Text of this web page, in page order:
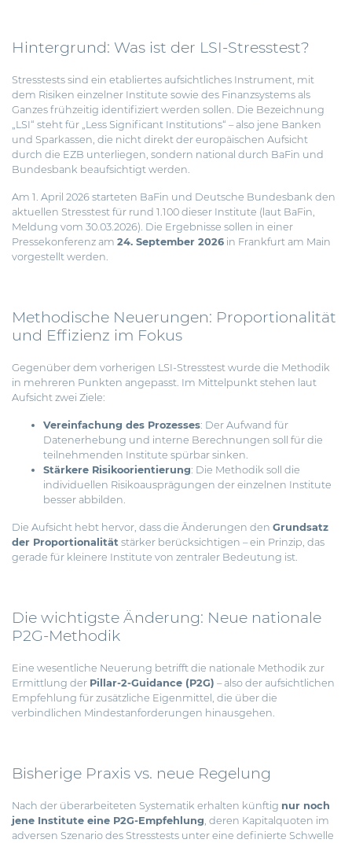
Hintergrund: Was ist der LSI-Stresstest?
Stresstests sind ein etabliertes aufsichtliches Instrument, mit
dem Risiken einzelner Institute sowie des Finanzsystems als
Ganzes frühzeitig identifiziert werden sollen. Die Bezeichnung
„LSI“ steht für „Less Significant Institutions“ – also jene Banken
und Sparkassen, die nicht direkt der europäischen Aufsicht
durch die EZB unterliegen, sondern national durch BaFin und
Bundesbank beaufsichtigt werden.
Am 1. April 2026 starteten BaFin und Deutsche Bundesbank den
aktuellen Stresstest für rund 1.100 dieser Institute (laut BaFin,
Meldung vom 30.03.2026). Die Ergebnisse sollen in einer
Pressekonferenz am 24. September 2026 in Frankfurt am Main
vorgestellt werden.
Methodische Neuerungen: Proportionalität
und Effizienz im Fokus
Gegenüber dem vorherigen LSI-Stresstest wurde die Methodik
in mehreren Punkten angepasst. Im Mittelpunkt stehen laut
Aufsicht zwei Ziele:
Vereinfachung des Prozesses: Der Aufwand für
Datenerhebung und interne Berechnungen soll für die
teilnehmenden Institute spürbar sinken.
Stärkere Risikoorientierung: Die Methodik soll die
individuellen Risikoausprägungen der einzelnen Institute
besser abbilden.
Die Aufsicht hebt hervor, dass die Änderungen den Grundsatz
der Proportionalität stärker berücksichtigen – ein Prinzip, das
gerade für kleinere Institute von zentraler Bedeutung ist.
Die wichtigste Änderung: Neue nationale
P2G-Methodik
Eine wesentliche Neuerung betrifft die nationale Methodik zur
Ermittlung der Pillar-2-Guidance (P2G) – also der aufsichtlichen
Empfehlung für zusätzliche Eigenmittel, die über die
verbindlichen Mindestanforderungen hinausgehen.
Bisherige Praxis vs. neue Regelung
Nach der überarbeiteten Systematik erhalten künftig nur noch
jene Institute eine P2G-Empfehlung, deren Kapitalquoten im
adversen Szenario des Stresstests unter eine definierte Schwelle